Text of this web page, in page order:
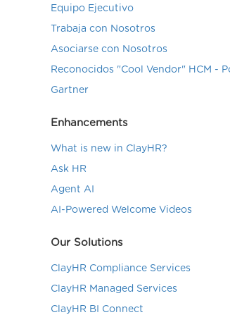
Equipo Ejecutivo
Trabaja con Nosotros
Asociarse con Nosotros
Reconocidos "Cool Vendor" HCM -
Gartner
Enhancements
What is new in ClayHR?
Ask HR
Agent AI
AI-Powered Welcome Videos
Our Solutions
ClayHR Compliance Services
ClayHR Managed Services
ClayHR BI Connect